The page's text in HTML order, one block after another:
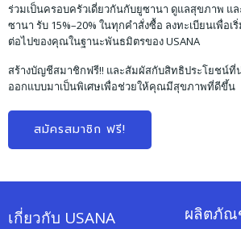
ร่วมเป็นครอบครัวเดี่ยวกันกับยูซานา ดูแลสุขภาพ แ
ซานา รับ 15%–20% ในทุกคำสั่งซื้อ ลงทะเบียนเพื่อเ
ต่อไปของคุณในฐานะพันธมิตรของ USANA
สร้างบัญชีสมาชิกฟรี!! และสัมผัสกับสิทธิประโยชน์ที่
ออกแบบมาเป็นพิเศษเพื่อช่วยให้คุณมีสุขภาพที่ดีขึ้น
สมัครสมาชิก ฟรี!
เกี่ยวกับ USANA ผลิตภัณ